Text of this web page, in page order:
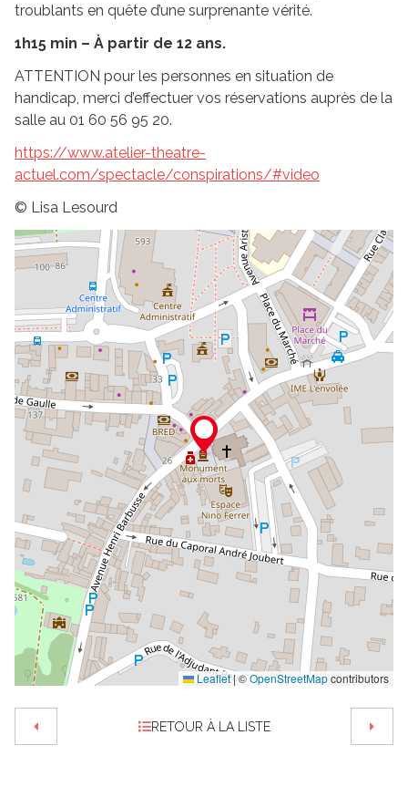
troublants en quête d’une surprenante vérité.
1h15 min – À partir de 12 ans.
ATTENTION pour les personnes en situation de
handicap, merci d’effectuer vos réservations auprès de la
salle au 01 60 56 95 20.
https://www.atelier-theatre-
actuel.com/spectacle/conspirations/#video
© Lisa Lesourd
Leaflet|©OpenStreetMapcontributors
RETOUR À LA LISTE